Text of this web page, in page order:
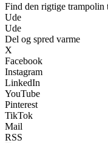
Find den rigtige trampolin
Ude
Ude
Del og spred varme
X
Facebook
Instagram
LinkedIn
YouTube
Pinterest
TikTok
Mail
RSS